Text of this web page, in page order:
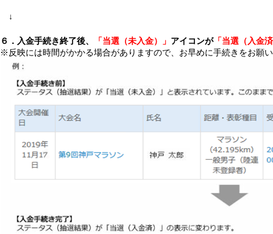
↓
６．入金手続き終了後、 「当選（未入金）」 アイコンが「当選（入金
※反映には時間がかかる場合がありますので、お早めに手続きをお願